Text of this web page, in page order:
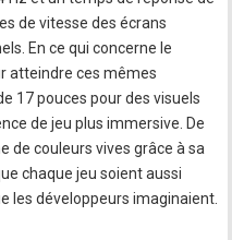
de vitesse des écrans
En ce qui concerne le
atteindre ces mêmes
17 pouces pour des visuels
de jeu plus immersive. De
de couleurs vives grâce à sa
chaque jeu soient aussi
les développeurs imaginaient.